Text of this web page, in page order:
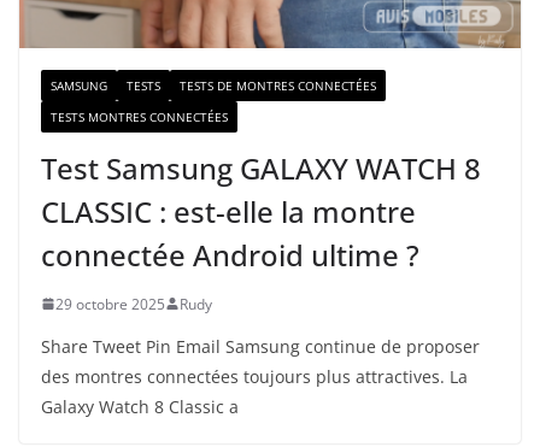
SAMSUNG TESTS
TESTS DE MONTRES CONNECTÉES
TESTS MONTRES CONNECTÉES
Test Samsung GALAXY WATCH 8
CLASSIC : est-elle la montre
connectée Android ultime ?
29 octobre 2025 Rudy
Share Tweet Pin Email Samsung continue de proposer
des montres connectées toujours plus attractives. La
Galaxy Watch 8 Classic a